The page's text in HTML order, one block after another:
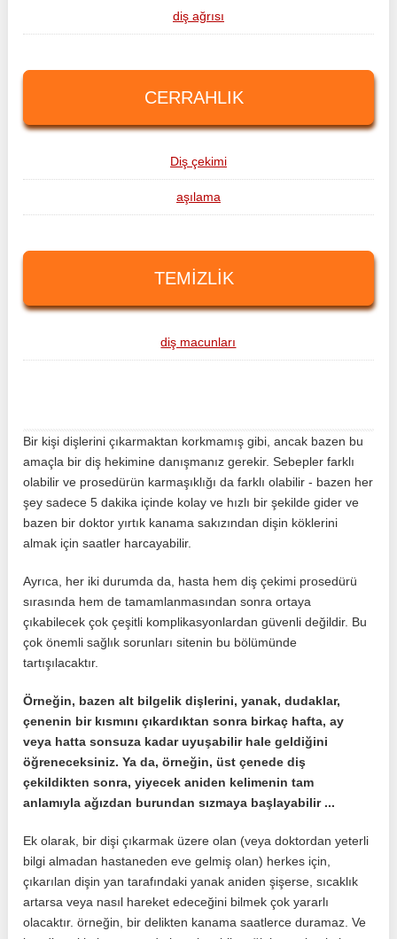
diş ağrısı
CERRAHLIK
Diş çekimi
aşılama
TEMIZLIK
diş macunları
Bir kişi dişlerini çıkarmaktan korkmamış gibi, ancak bazen bu
amaçla bir diş hekimine danışmanız gerekir. Sebepler farklı
olabilir ve prosedürün karmaşıklığı da farklı olabilir - bazen her
şey sadece 5 dakika içinde kolay ve hızlı bir şekilde gider ve
bazen bir doktor yırtık kanama sakızından dişin köklerini
almak için saatler harcayabilir.
Ayrıca, her iki durumda da, hasta hem diş çekimi prosedürü
sırasında hem de tamamlanmasından sonra ortaya
çıkabilecek çok çeşitli komplikasyonlardan güvenli değildir. Bu
çok önemli sağlık sorunları sitenin bu bölümünde
tartışılacaktır.
Örneğin, bazen alt bilgelik dişlerini, yanak, dudaklar,
çenenin bir kısmını çıkardıktan sonra birkaç hafta, ay
veya hatta sonsuza kadar uyuşabilir hale geldiğini
öğreneceksiniz. Ya da, örneğin, üst çenede diş
çekildikten sonra, yiyecek aniden kelimenin tam
anlamıyla ağızdan burundan sızmaya başlayabilir ...
Ek olarak, bir dişi çıkarmak üzere olan (veya doktordan yeterli
bilgi almadan hastaneden eve gelmiş olan) herkes için,
çıkarılan dişin yan tarafındaki yanak aniden şişerse, sıcaklık
artarsa ​​veya nasıl hareket edeceğini bilmek çok yararlı
olacaktır. örneğin, bir delikten kanama saatlerce duramaz. Ve